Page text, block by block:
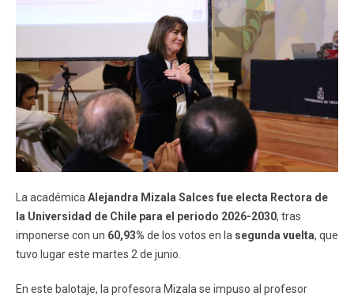
Académicos Egresados
La académica Alejandra Mizala Salces fue electa Rectora de
la Universidad de Chile para el periodo 2026-2030, tras
imponerse con un 60,93% de los votos en la segunda vuelta, que
tuvo lugar este martes 2 de junio.
En este balotaje, la profesora Mizala se impuso al profesor